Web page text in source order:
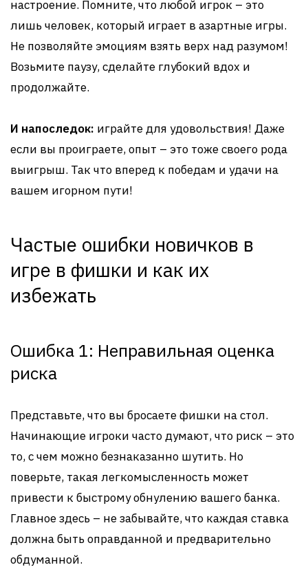
настроение. Помните, что любой игрок – это
лишь человек, который играет в азартные игры.
Не позволяйте эмоциям взять верх над разумом!
Возьмите паузу, сделайте глубокий вдох и
продолжайте.
И напоследок: играйте для удовольствия! Даже
если вы проиграете, опыт – это тоже своего рода
выигрыш. Так что вперед к победам и удачи на
вашем игорном пути!
Частые ошибки новичков в
игре в фишки и как их
избежать
Ошибка 1: Неправильная оценка
риска
Представьте, что вы бросаете фишки на стол.
Начинающие игроки часто думают, что риск – это
то, с чем можно безнаказанно шутить. Но
поверьте, такая легкомысленность может
привести к быстрому обнулению вашего банка.
Главное здесь – не забывайте, что каждая ставка
должна быть оправданной и предварительно
обдуманной.